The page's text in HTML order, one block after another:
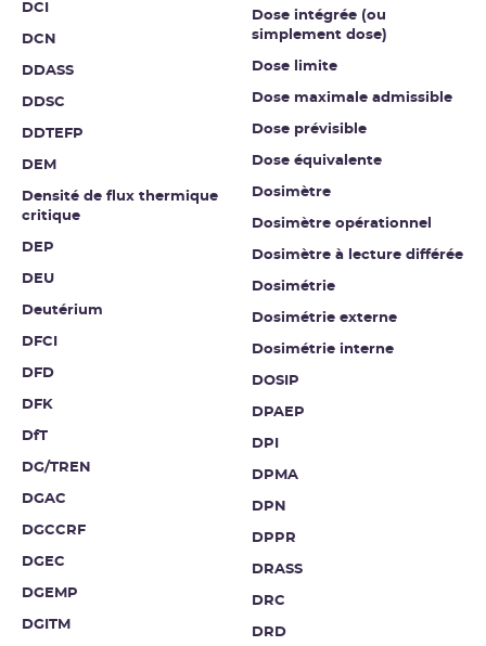
DCI
DCN
DDASS
DDSC
DDTEFP
DEM
Densité de flux thermique
critique
DEP
DEU
Deutérium
DFCI
DFD
DFK
DfT
DG/TREN
DGAC
DGCCRF
DGEC
DGEMP
DGITM
Dose intégrée (ou
simplement dose)
Dose limite
Dose maximale admissible
Dose prévisible
Dose équivalente
Dosimètre
Dosimètre opérationnel
Dosimètre à lecture différée
Dosimétrie
Dosimétrie externe
Dosimétrie interne
DOSIP
DPAEP
DPI
DPMA
DPN
DPPR
DRASS
DRC
DRD